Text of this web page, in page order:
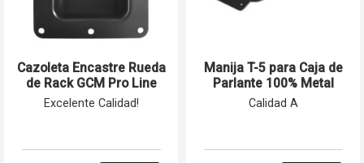
Cazoleta Encastre Rueda
de Rack GCM Pro Line
WC-1
Excelente Calidad!
Manija T-5 para Caja de
Parlante 100% Metal
Reforzado
Calidad A